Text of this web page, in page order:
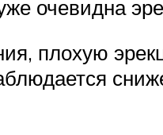
очевидна
плохую